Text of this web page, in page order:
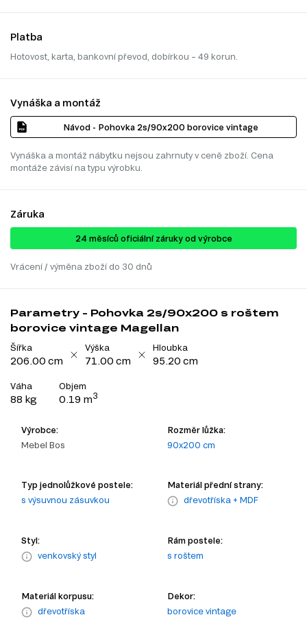
Platba
Hotovost, karta, bankovní převod, dobírkou – 49 korun.
Vynáška a montáž
Návod - Pohovka 2s/90x200 borovice vintage
Vynáška a montáž nábytku nejsou zahrnuty v ceně zboží. Cena
montáže závisí na typu výrobku.
Záruka
24 ​​​​měsíců oficiální záruky od výrobce
Vrácení / výměna zboží do 30 dnů
Parametry - Pohovka 2s/90x200 s roštem
borovice vintage Magellan
Šířka
206.00 cm
Výška
71.00 cm
Hloubka
95.20 cm
Váha
88 kg
Objem
0.19 m3
Výrobce:
Mebel Bos
Rozměr lůžka:
90x200 cm
Typ jednolůžkové postele:
s výsuvnou zásuvkou
Materiál přední strany:
dřevotříska + MDF
Styl:
venkovský styl
Rám postele:
s roštem
Materiál korpusu:
dřevotříska
Dekor:
borovice vintage